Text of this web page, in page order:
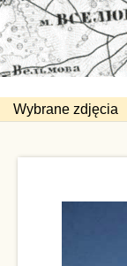
Wybrane zdjęcia